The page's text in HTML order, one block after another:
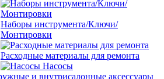
Наборы инструмента/Ключи/
Монтировки
Расходные материалы для ремонта
Насосы